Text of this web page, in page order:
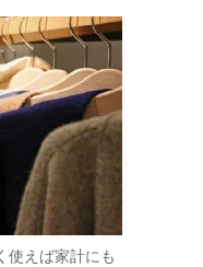
使えば家計にも